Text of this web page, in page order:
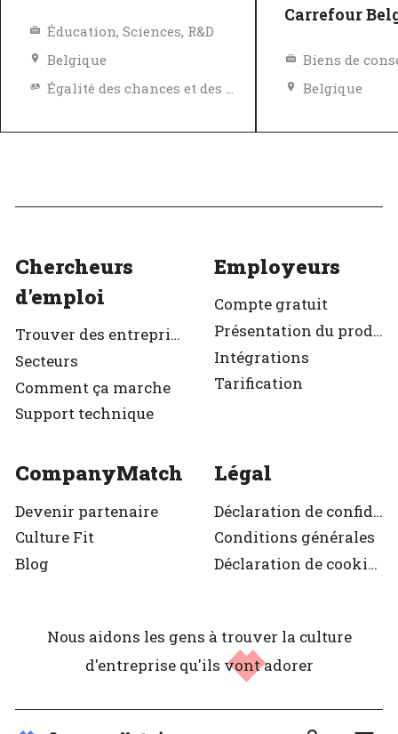
Éducation, Sciences, R&D
Belgique
Carrefour
Belgique
Chercheurs
d'emploi
Trouver des entreprises
Secteurs
Comment ça marche
Support technique
Employeurs
Compte gratuit
Présentation du produit
Intégrations
Tarification
CompanyMatch
Devenir partenaire
Culture Fit
Blog
Légal
Déclaration de confidentialité
Conditions générales
Déclaration de cookies
Nous aidons les gens à trouver la culture
d'entreprise qu'ils vont adorer